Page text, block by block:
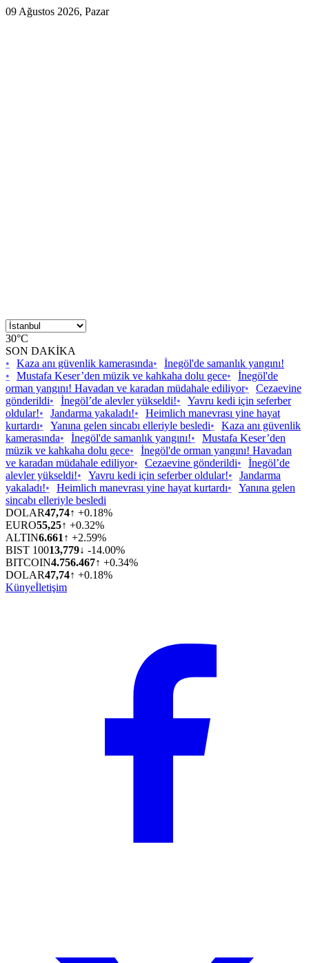
09 Ağustos 2026, Pazar
30°C
SON DAKİKA
•
Kaza anı güvenlik kamerasında•
İnegöl'de samanlık yangını!
•
Mustafa Keser’den müzik ve kahkaha dolu gece•
İnegöl'de
orman yangını! Havadan ve karadan müdahale ediliyor•
Cezaevine
gönderildi• İnegöl’de alevler yükseldi!•
Yavru kedi için seferber
oldular!• Jandarma yakaladı!•
Heimlich manevrası yine hayat
kurtardı• Yanına gelen sincabı elleriyle besledi•
Kaza anı güvenlik
kamerasında• İnegöl'de samanlık yangını!•
Mustafa Keser’den
müzik ve kahkaha dolu gece•
İnegöl'de orman yangını! Havadan
ve karadan müdahale ediliyor• Cezaevine gönderildi•
İnegöl’de
alevler yükseldi!• Yavru kedi için seferber oldular!•
Jandarma
yakaladı!• Heimlich manevrası yine hayat kurtardı•
Yanına gelen
sincabı elleriyle besledi
DOLAR47,74↑ +0.18%
EURO55,25↑ +0.32%
ALTIN6.661 ↑ +2.59%
BIST 10013,779↓ -14.00%
BITCOIN4.756.467↑ +0.34%
DOLAR47,74↑ +0.18%
Künyeİletişim